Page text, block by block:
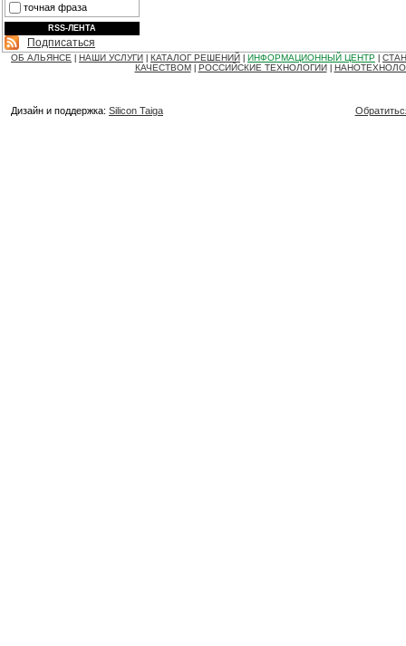
точная фраза
RSS-ЛЕНТА
Подписаться
ОБ АЛЬЯНСЕ НАШИ УСЛУГИ КАТАЛОГ РЕШЕНИЙ ИНФОРМАЦИОННЫЙ ЦЕНТР
КАЧЕСТВОМ
РОССИЙСКИЕ ТЕХНОЛОГИИ
Дизайн и поддержка: Silicon Taiga